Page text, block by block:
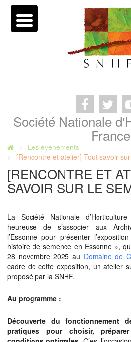
Société Nationale
France
Les évènements
[Rencontre et atelier] Tout savoir
[RENCONTRE ET
SAVOIR SUR LE
La Société Nationale
heureuse de s’associer aux
l’Essonne pour présenter
histoire de semence en Essonne »,
28 novembre 2025 au Domaine de
cadre de cette exposition, un atelier
proposé par la SNHF.
Au programme :
Découverte du fonctionnement
pratiques pour choisir,